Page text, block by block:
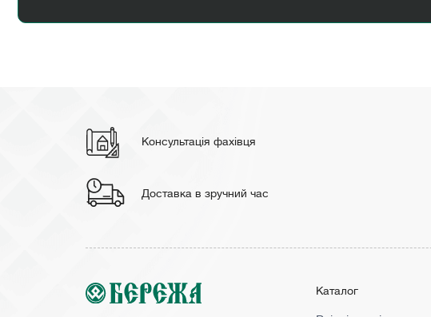
Консультація фахівця
Доставка в зручний час
Каталог